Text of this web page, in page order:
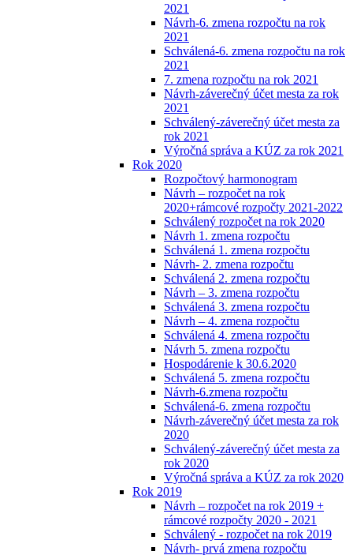
2021
Návrh-6. zmena rozpočtu na rok
2021
Schválená-6. zmena rozpočtu na rok
2021
7. zmena rozpočtu na rok 2021
Návrh-záverečný účet mesta za rok
2021
Schválený-záverečný účet mesta za
rok 2021
Výročná správa a KÚZ za rok 2021
Rok 2020
Rozpočtový harmonogram
Návrh – rozpočet na rok
2020+rámcové rozpočty 2021-2022
Schválený rozpočet na rok 2020
Návrh 1. zmena rozpočtu
Schválená 1. zmena rozpočtu
Návrh- 2. zmena rozpočtu
Schválená 2. zmena rozpočtu
Návrh – 3. zmena rozpočtu
Schválená 3. zmena rozpočtu
Návrh – 4. zmena rozpočtu
Schválená 4. zmena rozpočtu
Návrh 5. zmena rozpočtu
Hospodárenie k 30.6.2020
Schválená 5. zmena rozpočtu
Návrh-6.zmena rozpočtu
Schválená-6. zmena rozpočtu
Návrh-záverečný účet mesta za rok
2020
Schválený-záverečný účet mesta za
rok 2020
Výročná správa a KÚZ za rok 2020
Rok 2019
Návrh – rozpočet na rok 2019 +
rámcové rozpočty 2020 - 2021
Schválený - rozpočet na rok 2019
Návrh- prvá zmena rozpočtu